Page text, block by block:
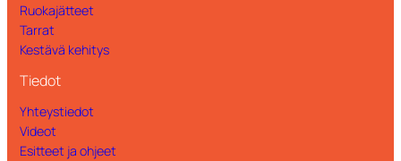
Ruokajätteet
Tarrat
Kestävä kehitys
Tiedot
Yhteystiedot
Videot
Esitteet ja ohjeet